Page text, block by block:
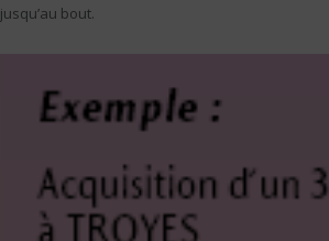
jusqu’au bout.